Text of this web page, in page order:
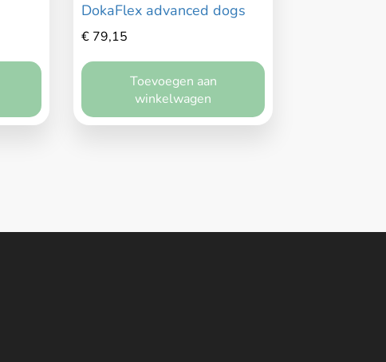
DokaFlex advanced dogs
€ 79,15
Toevoegen aan
winkelwagen